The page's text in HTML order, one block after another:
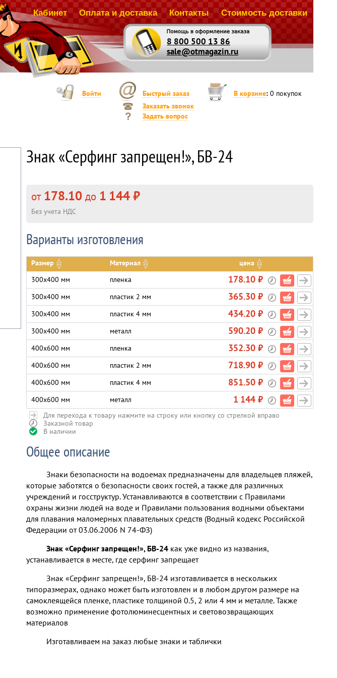
8 800 500 13 86
sale@otmagazin.ru
Кабинет Оплата и доставка Контакты Стоимость доставки
Войти Быстрый заказ В корзине: 0 покупок
Заказать звонок
Задать вопрос
Знак «Серфинг запрещен!», БВ-24
от178.10 до 1 144 ₽
Без учета НДС
Варианты изготовления
Размер Материал
цена
300х400 мм
пленка 178.10 ₽
300х400 мм пластик 2 мм 365.30 ₽
300х400 мм пластик 4 мм 434.20 ₽
300х400 мм металл 590.20 ₽
400х600 мм пленка 352.30 ₽
400х600 мм пластик 2 мм 718.90 ₽
400х600 мм пластик 4 мм 851.50 ₽
400х600 мм металл 1 144 ₽
Для перехода к товару нажмите на строку или кнопку со стрелкой вправо
Заказной товар
В наличии
Общее описание
Знаки безопасности на водоемах предназначены для владельцев пляжей,
которые заботятся о безопасности своих гостей, а также для различных
учреждений и госструктур. Устанавливаются в соответствии с Правилами
охраны жизни людей на воде и Правилами пользования водными объектами
для плавания маломерных плавательных средств (Водный кодекс Российской
Федерации от 03.06.2006 N 74-ФЗ)
Знак «Серфинг запрещен!», БВ-24 как уже видно из названия,
устанавливается в месте, где серфинг запрещает
Знак «Серфинг запрещен!», БВ-24 изготавливается в нескольких
типоразмерах, однако может быть изготовлен и в любом другом размере на
самоклеящейся пленке, пластике толщиной 0.5, 2 или 4 мм и металле. Также
возможно применение фотолюминесцентных и световозвращающих
материалов
Изготавливаем на заказ любые знаки и таблички